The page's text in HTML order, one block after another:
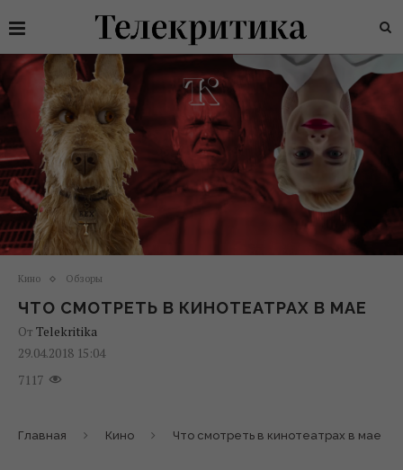
Кино Обзоры
ЧТО СМОТРЕТЬ В КИНОТЕАТРАХ В МАЕ
От Telekritika
29.04.2018 15:04
7117
Главная Кино Что смотреть в кинотеатрах в мае